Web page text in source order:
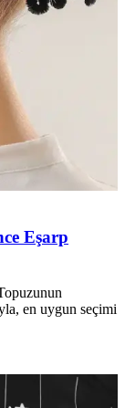
Eşarp
en uygun seçimi